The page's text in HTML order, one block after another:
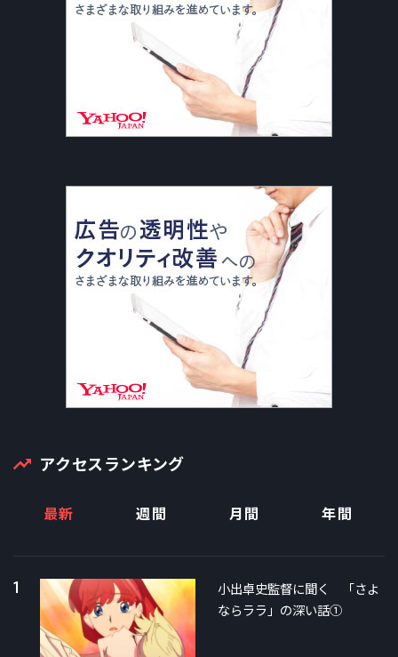
アクセスランキング
最新 週間 月間 年間
1
小出卓史監督に聞く 「さよ
ならララ」の深い話①